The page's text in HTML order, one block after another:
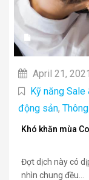
April 21, 2021
Kỹ năng
động sản,
Khó khăn mùa
Đợt dịch này có
nhìn chung đều...